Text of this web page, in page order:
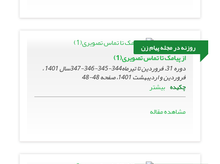
روزنه در مجله پیام زن
از پیامک تا تماس تصویری(1)
دوره 31، فروردین تا تیرماه344-345-346-347سال 1401 ،
فروردین و اردیبهشت 1401، صفحه
48-48
چکیده بیشتر
مشاهده مقاله